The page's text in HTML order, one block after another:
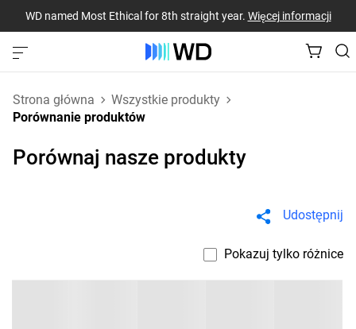
WD named Most Ethical for 8th straight year. Więcej informacji
Strona główna
Wszystkie produkty
Porównanie produktów
Porównaj nasze produkty
Udostępnij
Pokazuj tylko różnice